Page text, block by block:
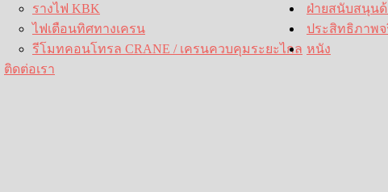
รางไฟ KBK
ไฟเตือนทิศทางเครน
รีโมทคอนโทรล CRANE / เครนควบคุมระยะไกล
ฝ่ายสนับสนุน
ประสิทธิภาพจ
หนัง
ติดต่อเรา